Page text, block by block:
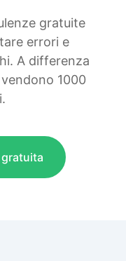
gratuite
errori e
A differenza
1000